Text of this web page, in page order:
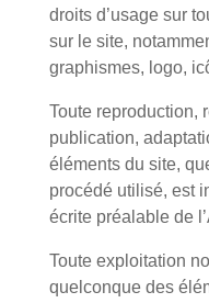
droits d’usage sur
sur le site,
graphismes, logo,
Toute reproduction,
publication,
éléments du site,
procédé utilisé, est
écrite préalable de
Toute exploitation
quelconque des